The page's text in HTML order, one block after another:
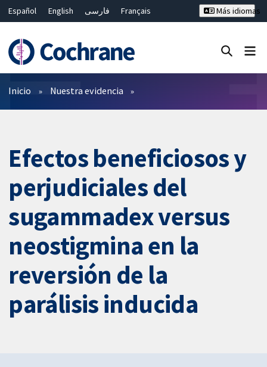
Español English فارسی
Français
Bahasa Malaysia
ไทย 繁體中文
Más idiomas
Filtros
Inicio Nuestra evidencia
Efectos beneficiosos y
perjudiciales del
sugammadex versus
neostigmina en la
reversión de la
parálisis inducida